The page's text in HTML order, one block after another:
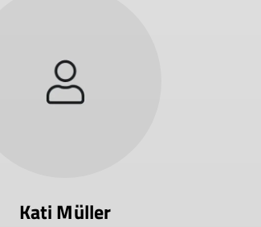
Kati Müller